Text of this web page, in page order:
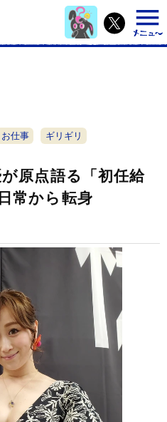
お仕事 ギリギリ
原点語る「初任給
常から転身